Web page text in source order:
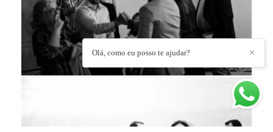
✕
Olá, como eu posso te ajudar?